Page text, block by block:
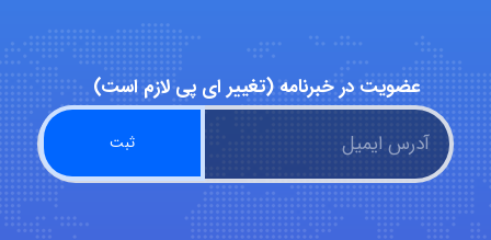
abolfazlkoshehe
abolfazlkoshehe
عضویت در خبرنامه (تغییر ای پی لازم است)